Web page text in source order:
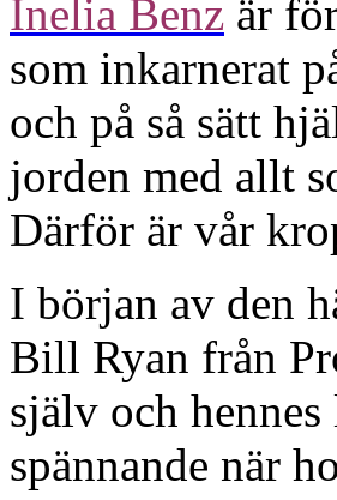
Inelia Benz är
som inkarnerat
och på så sätt
jorden med allt
Därför är vår
I början av den
Bill Ryan från
själv och
spännande när